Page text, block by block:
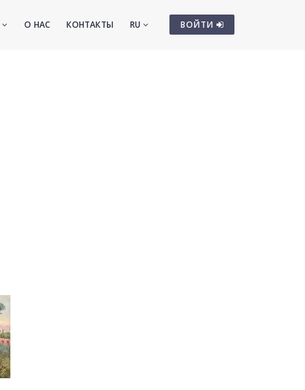
ВОЙТИ
О НАС КОНТАКТЫ RU